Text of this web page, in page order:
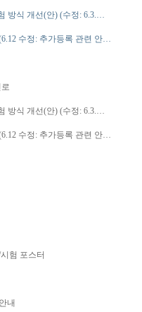
방식 개선(안) (수정: 6.3.…
수정: 추가등록 관련 안…
방식 개선(안) (수정: 6.3.…
수정: 추가등록 관련 안…
험 포스터
내